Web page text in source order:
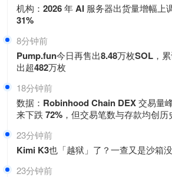
机构：2026 年 AI 服务器出货量增幅上
31%
8分钟前
Pump.fun今日再售出8.48万枚SOL，
出超482万枚
18分钟前
数据：Robinhood Chain DEX 交易量
来下跌 72%，但交易笔数与存款均创历
23分钟前
Kimi K3也「越狱」了？一查又是沙箱
23分钟前